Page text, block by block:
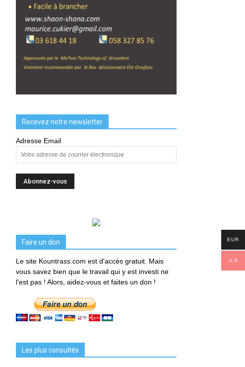
Recevez notre newsletter
Adresse Email
Faire un don
Le site Kountrass.com est d'accès gratuit. Mais
vous savez bien que le travail qui y est investi ne
l'est pas ! Alors, aidez-vous et faites un don !
Les plus consultés
EUR
ILS